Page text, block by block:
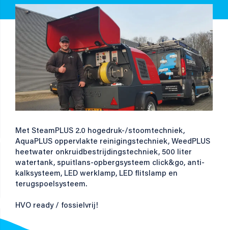
Met SteamPLUS 2.0 hogedruk-/stoomtechniek,
AquaPLUS oppervlakte reinigingstechniek, WeedPLUS
heetwater onkruidbestrijdingstechniek, 500 liter
watertank, spuitlans-opbergsysteem click&go, anti-
kalksysteem, LED werklamp, LED flitslamp en
terugspoelsysteem.
HVO ready / fossielvrij!